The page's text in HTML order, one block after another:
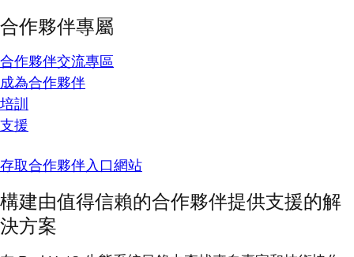
合作夥伴專屬
合作夥伴交流專區
成為合作夥伴
培訓
支援
存取合作夥伴入口網站
構建由值得信賴的合作夥伴提供支援的解
決方案